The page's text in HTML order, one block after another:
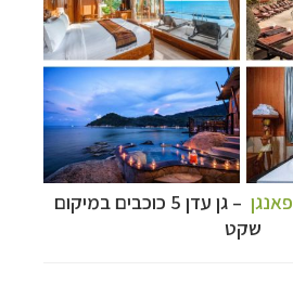
–
גן עדן 5 כוכבים במיקום
שקט